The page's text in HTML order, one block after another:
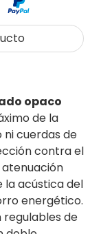
opaco
de la
ni cuerdas de
contra el
acústica del
energético.
regulables de